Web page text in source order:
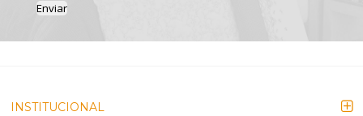
Enviar
INSTITUCIONAL